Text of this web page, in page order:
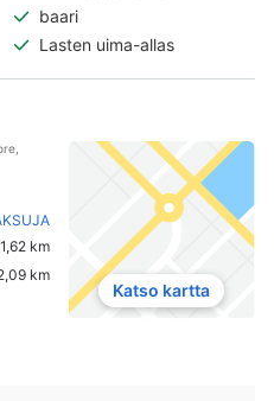
baari
Lasten uima-allas
1,62 km
km
Katso kartta